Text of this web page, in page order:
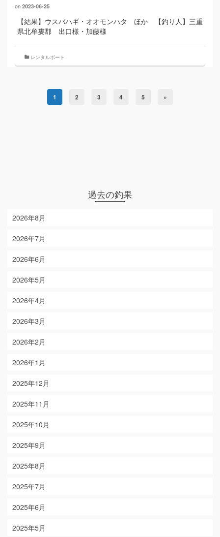
on 2023-06-25
【結果】ウスバハギ・オオモンハタ ほか 【釣り人】三重
県北牟婁郡 出口様・加藤様
レンタルボート
1 2 3 4 5 »
過去の釣果
2026年8月
2026年7月
2026年6月
2026年5月
2026年4月
2026年3月
2026年2月
2026年1月
2025年12月
2025年11月
2025年10月
2025年9月
2025年8月
2025年7月
2025年6月
2025年5月